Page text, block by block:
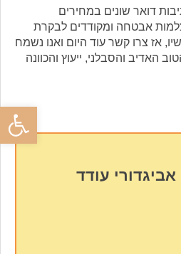
פתח
דואר שונים במחירים
אבטחה ומקודדים לבקרת
אז צרו קשר עוד היום ואנו נשמח
האדיב והסבלני, ייעוץ והכוונה
עודד